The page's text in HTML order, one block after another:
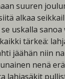
suuren
alkaa
uskalla sanoa
tärkeä:
jäähän niin
nenä
lahjasäkit